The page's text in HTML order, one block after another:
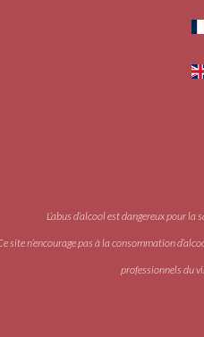
L’abus d’alcool est dangereux pour
site n’encourage pas à la consommation
professionnels du